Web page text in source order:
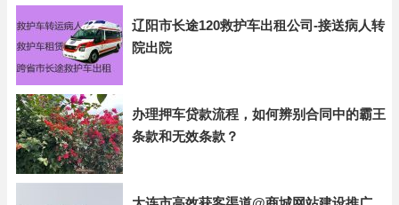
辽阳市长途120救护车出租公司-接送病人转
院出院
办理押车贷款流程，如何辨别合同中的霸王
条款和无效条款？